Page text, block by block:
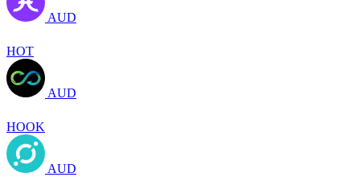
AUD
HOT
AUD
HOOK
AUD